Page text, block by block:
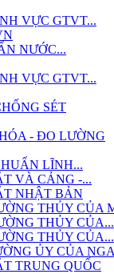
VỰC GTVT...
NƯỚC...
VỰC GTVT...
SÉT
- ĐO LƯỜNG
LĨNH...
VÀ CẢNG -...
NHẬT BẢN
THỦY CỦA
THỦY CỦA...
THỦY CỦA...
ỦY CỦA NGA
TRUNG QUỐC